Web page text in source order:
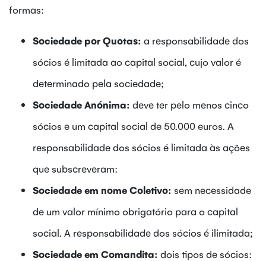
formas:
Sociedade por Quotas: a responsabilidade dos
sócios é limitada ao capital social, cujo valor é
determinado pela sociedade;
Sociedade Anónima: deve ter pelo menos cinco
sócios e um capital social de 50.000 euros. A
responsabilidade dos sócios é limitada às ações
que subscreveram:
Sociedade em nome Coletivo: sem necessidade
de um valor mínimo obrigatório para o capital
social. A responsabilidade dos sócios é ilimitada;
Sociedade em Comandita: dois tipos de sócios: